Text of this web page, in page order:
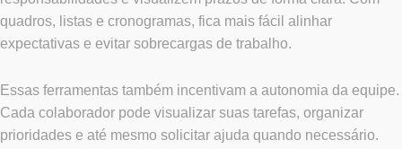
quadros, listas e cronogramas, fica mais fácil alinhar
expectativas e evitar sobrecargas de trabalho.
Essas ferramentas também incentivam a autonomia da equipe.
Cada colaborador pode visualizar suas tarefas, organizar
prioridades e até mesmo solicitar ajuda quando necessário.